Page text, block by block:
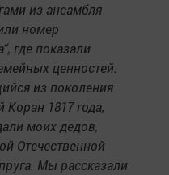
из ансамбля
номер
где показали
ценностей.
из поколения
1817 года,
моих дедов,
Отечественной
Мы рассказали